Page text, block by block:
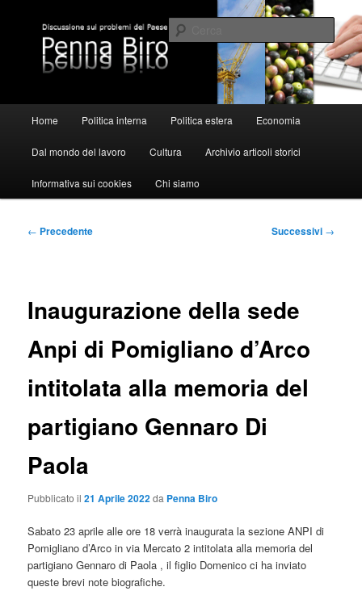
contenuto
principalePennabiro
Cerca
principale
Home Politica interna Politica estera Economia
Dal mondo del lavoro Cultura Archivio articoli storici
Informativa sui cookies Chi siamo
Navigazione
← Precedente Successivi →
Inaugurazione della sede
Anpi di Pomigliano d’Arco
intitolata alla memoria del
partigiano Gennaro Di
Paola
Pubblicato il21 Aprile 2022da Penna Biro
Sabato 23 aprile alle ore 18 verrà inaugurata la sezione ANPI di
Pomigliano d’Arco in via Mercato 2 intitolata alla memoria del
partigiano Gennaro di Paola , il figlio Domenico ci ha inviato
queste brevi note biografiche.